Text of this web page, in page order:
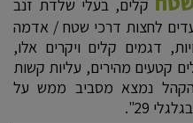
קלים, בעלי שלדת זנב
לחצות דרכי שטח / אדמה
דגמים קלים ויקרים אלו,
קטעים מהירים, עליות קשות
הקהל נמצא מסביב ממש על
29".